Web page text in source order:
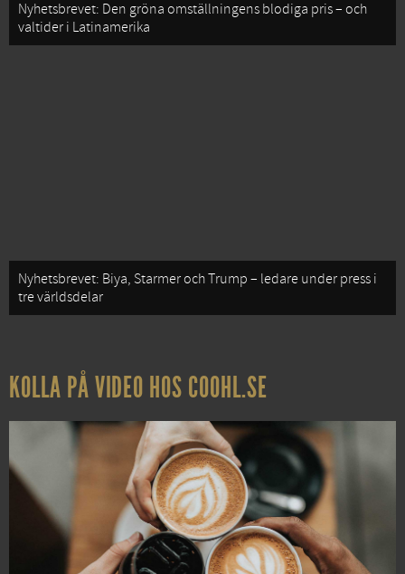
Nyhetsbrevet: Den gröna omställningens blodiga pris – och
valtider i Latinamerika
Nyhetsbrevet: Biya, Starmer och Trump – ledare under press i
tre världsdelar
KOLLA PÅ VIDEO HOS COOHL.SE